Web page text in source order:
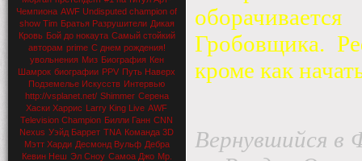
Чемпиона AWF Undisputed champion of
show Tim Братья Разрушители Дикая
Кровь Бой до нокаута Самый стойкий
авторам prime С днем рождения!
увольнения Миз Биография Кен
Шамрок биографии PPV Путь Наверх
Подземелье Искусств Интервью
http://vsplanet.net/ Shimmer Серена
Хаски Харрис Larry King Live AWF
Television Champion Билли Ганн CNN
Nexus Уэйд Баррет TNA Команда 3D
Мэтт Харди Десмонд Вульф Дебра
Кевин Неш Эл Сноу Самоа Джо Мр.
Гробовщика.
кроме как
Вернувшийся